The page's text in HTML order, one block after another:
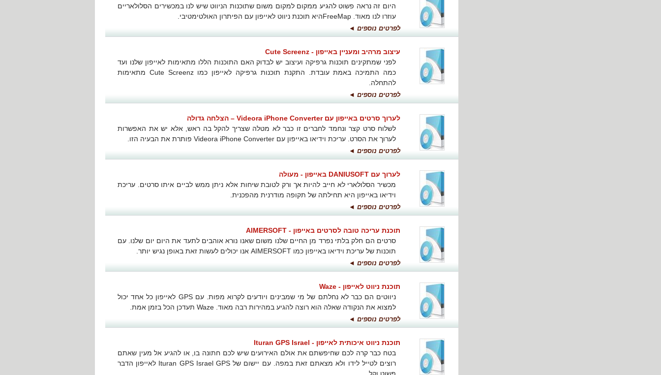
היום זה נראה פשוט להגיע ממקום למקום משום שתוכנות הניווט שיש לנו במכשירים הסלולאריים
עוזרו לנו מאוד. FreeMapהיא תוכנת ניווט לאייפון עם הפיתרון האולטימטיבי.
לפרטים נוספים ◄
עיצוב מרהיב ומעניין באייפון - Cute Screenz
לפני שמתקינים תוכנות גרפיקה ועיצוב יש לבדוק האם התוכנות הללו מתאימות לאייפון שלנו ועד
כמה התמיכה באמת עובדת. התקנת תוכנות גרפיקה לאייפון כמו Cute Screenz מתאימות
להתחלה.
לפרטים נוספים ◄
לערוך סרטים באייפון עם Videora iPhone Converter – הצלחה גדולה
לשלוח סרט קצר ונחמד לחברים זו כבר לא מטלה שצריך להקל בה ראש, אלא יש את האפשרות
לערוך את הסרט. עריכת וידיאו באייפון עם Videora iPhone Converter פותרת את הבעיה הזו.
לפרטים נוספים ◄
לערוך עם DANIUSOFT באייפון - מעולה
מכשיר הסלולארי לא חייב להיות אך ורק לטובת שיחות אלא ניתן ממש לביים איתו סרטים. עריכת
וידיאו באייפון היא תחילתה של תקופה מודרנית מהפכנית.
לפרטים נוספים ◄
תוכנת עריכה טובה לסרטים באייפון - AIMERSOFT
סרטים הם חלק בלתי נפרד מן החיים שלנו משום שאנו נורא אוהבים לתעד את היום יום שלנו. עם
תוכנות של עריכת וידיאו באייפון כמו AIMERSOFT אנו יכולים לעשות זאת באופן נגיש יותר.
לפרטים נוספים ◄
תוכנת ניווט לאייפון - Waze
ניווטים הם כבר לא נחלתם של מי שמבינים ויודעים לקרוא מפות. עם GPS לאייפון כל אחד יכול
למצוא את הנקודה שאלה הוא רוצה להגיע במהירות רבה מאוד. Waze תעדכן הכל בזמן אמת.
לפרטים נוספים ◄
תוכנת ניווט איכותית לאייפון - Ituran GPS Israel
בטח כבר קרה לכם שחיפשתם את אולם האירועים שיש לכם חתונה בו, או להגיע אל מעין שאתם
רוצים לטייל לידו ולא מצאתם זאת במפה. עם יישום של Ituran GPS Israel GPS לאייפון הדבר